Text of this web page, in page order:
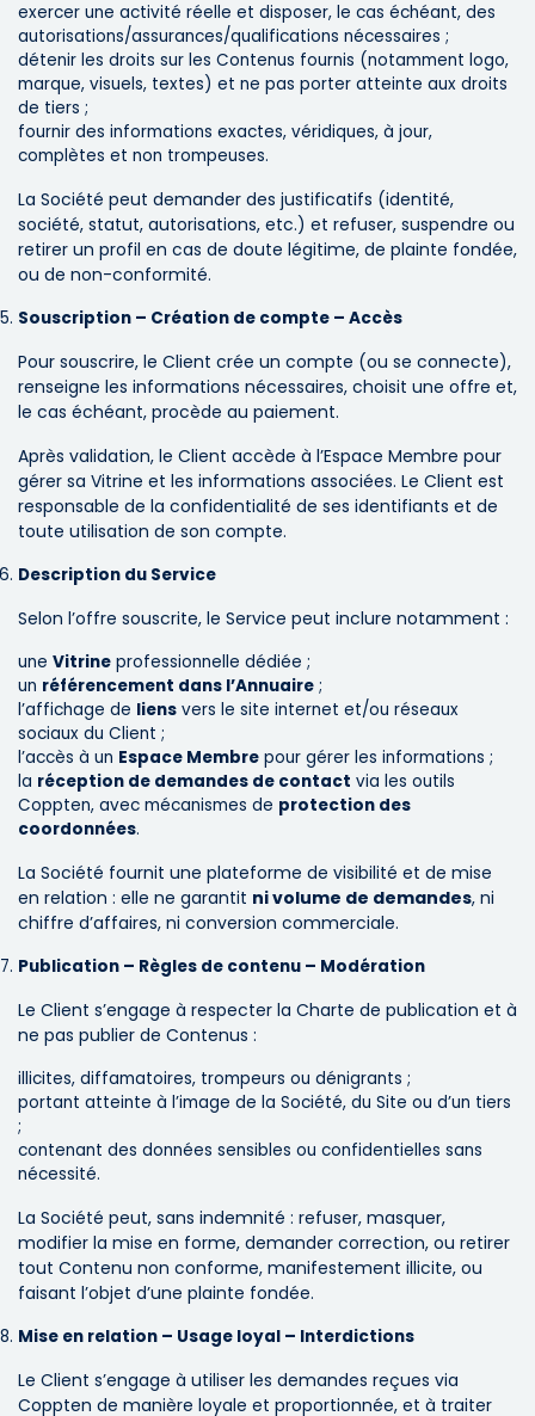
exercer une activité réelle et disposer, le cas échéant, des
autorisations/assurances/qualifications nécessaires ;
détenir les droits sur les Contenus fournis (notamment logo,
marque, visuels, textes) et ne pas porter atteinte aux droits
de tiers ;
fournir des informations exactes, véridiques, à jour,
complètes et non trompeuses.
La Société peut demander des justificatifs (identité,
société, statut, autorisations, etc.) et refuser, suspendre ou
retirer un profil en cas de doute légitime, de plainte fondée,
ou de non-conformité.
Souscription – Création de compte – Accès
Pour souscrire, le Client crée un compte (ou se connecte),
renseigne les informations nécessaires, choisit une offre et,
le cas échéant, procède au paiement.
Après validation, le Client accède à l’Espace Membre pour
gérer sa Vitrine et les informations associées. Le Client est
responsable de la confidentialité de ses identifiants et de
toute utilisation de son compte.
Description du Service
Selon l’offre souscrite, le Service peut inclure notamment :
une Vitrine professionnelle dédiée ;
un référencement dans l’Annuaire ;
l’affichage de liens vers le site internet et/ou réseaux
sociaux du Client ;
l’accès à un Espace Membre pour gérer les informations ;
la réception de demandes de contact via les outils
Coppten, avec mécanismes de protection des
coordonnées.
La Société fournit une plateforme de visibilité et de mise
en relation : elle ne garantit ni volume de demandes, ni
chiffre d’affaires, ni conversion commerciale.
Publication – Règles de contenu – Modération
Le Client s’engage à respecter la Charte de publication et à
ne pas publier de Contenus :
illicites, diffamatoires, trompeurs ou dénigrants ;
portant atteinte à l’image de la Société, du Site ou d’un tiers
;
contenant des données sensibles ou confidentielles sans
nécessité.
La Société peut, sans indemnité : refuser, masquer,
modifier la mise en forme, demander correction, ou retirer
tout Contenu non conforme, manifestement illicite, ou
faisant l’objet d’une plainte fondée.
Mise en relation – Usage loyal – Interdictions
Le Client s’engage à utiliser les demandes reçues via
Coppten de manière loyale et proportionnée, et à traiter